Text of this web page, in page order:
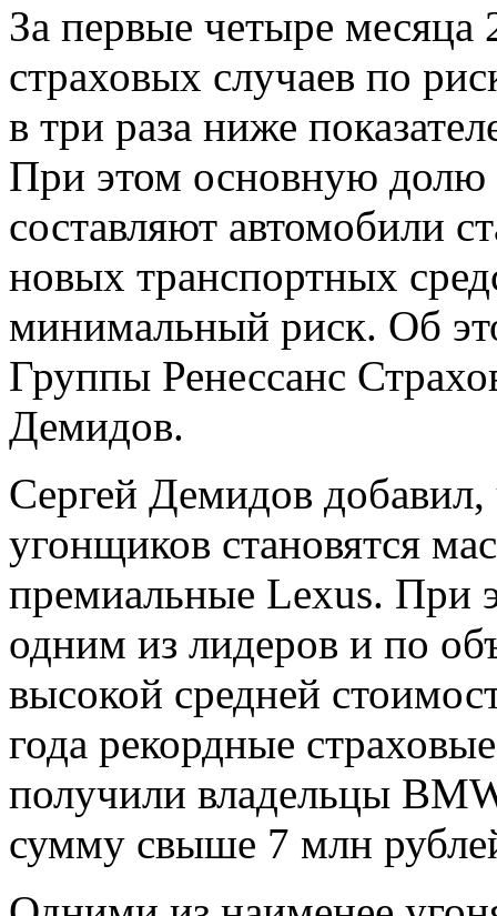
За первые четыре месяца
страховых случаев по
в три раза ниже
При этом основную
составляют автомобили
новых транспортных
минимальный риск. Об
Группы Ренессанс
Демидов.
Сергей Демидов добавил,
угонщиков становятся
премиальные Lexus. При
одним из лидеров и по
высокой средней
года рекордные
получили владельцы
сумму свыше 7 млн